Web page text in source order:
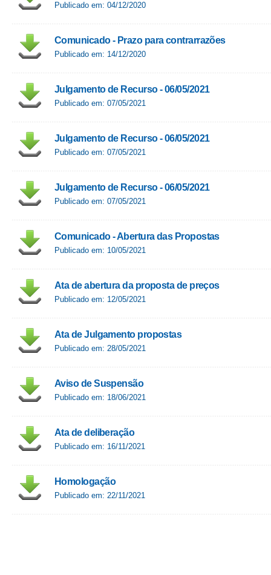
Publicado em: 04/12/2020
Comunicado - Prazo para contrarrazões
Publicado em: 14/12/2020
Julgamento de Recurso - 06/05/2021
Publicado em: 07/05/2021
Julgamento de Recurso - 06/05/2021
Publicado em: 07/05/2021
Julgamento de Recurso - 06/05/2021
Publicado em: 07/05/2021
Comunicado - Abertura das Propostas
Publicado em: 10/05/2021
Ata de abertura da proposta de preços
Publicado em: 12/05/2021
Ata de Julgamento propostas
Publicado em: 28/05/2021
Aviso de Suspensão
Publicado em: 18/06/2021
Ata de deliberação
Publicado em: 16/11/2021
Homologação
Publicado em: 22/11/2021